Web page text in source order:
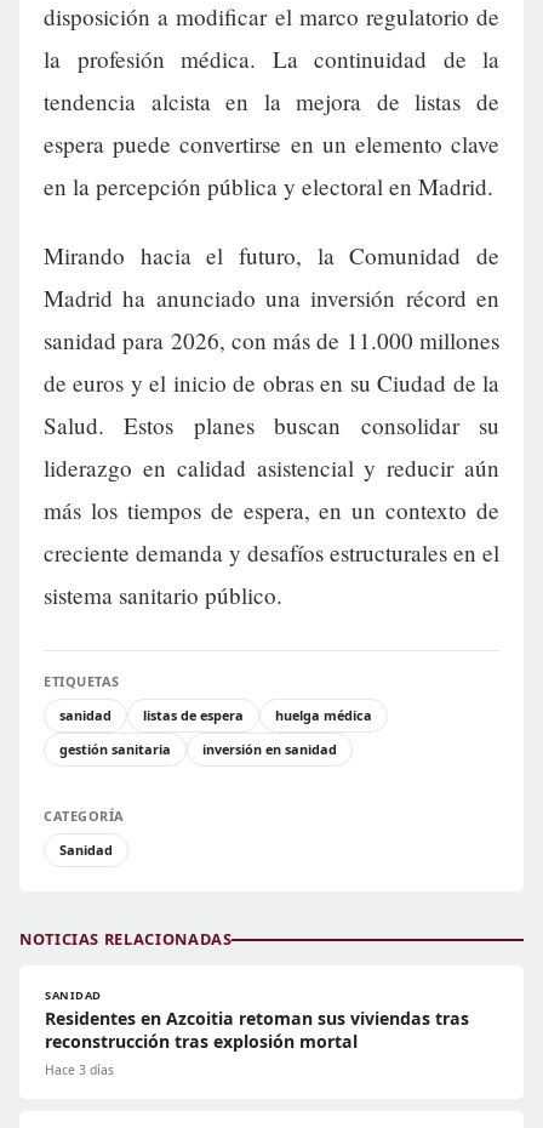
disposición a modificar el marco regulatorio de
la profesión médica. La continuidad de la
tendencia alcista en la mejora de listas de
espera puede convertirse en un elemento clave
en la percepción pública y electoral en Madrid.
Mirando hacia el futuro, la Comunidad de
Madrid ha anunciado una inversión récord en
sanidad para 2026, con más de 11.000 millones
de euros y el inicio de obras en su Ciudad de la
Salud. Estos planes buscan consolidar su
liderazgo en calidad asistencial y reducir aún
más los tiempos de espera, en un contexto de
creciente demanda y desafíos estructurales en el
sistema sanitario público.
ETIQUETAS
sanidad
listas de espera
huelga médica
gestión sanitaria
inversión en sanidad
CATEGORÍA
Sanidad
NOTICIAS RELACIONADAS
SANIDAD
Residentes en Azcoitia retoman sus viviendas tras
reconstrucción tras explosión mortal
Hace 3 días